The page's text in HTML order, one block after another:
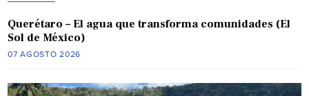
Querétaro – El agua que transforma comunidades (El
Sol de México)
07 AGOSTO 2026